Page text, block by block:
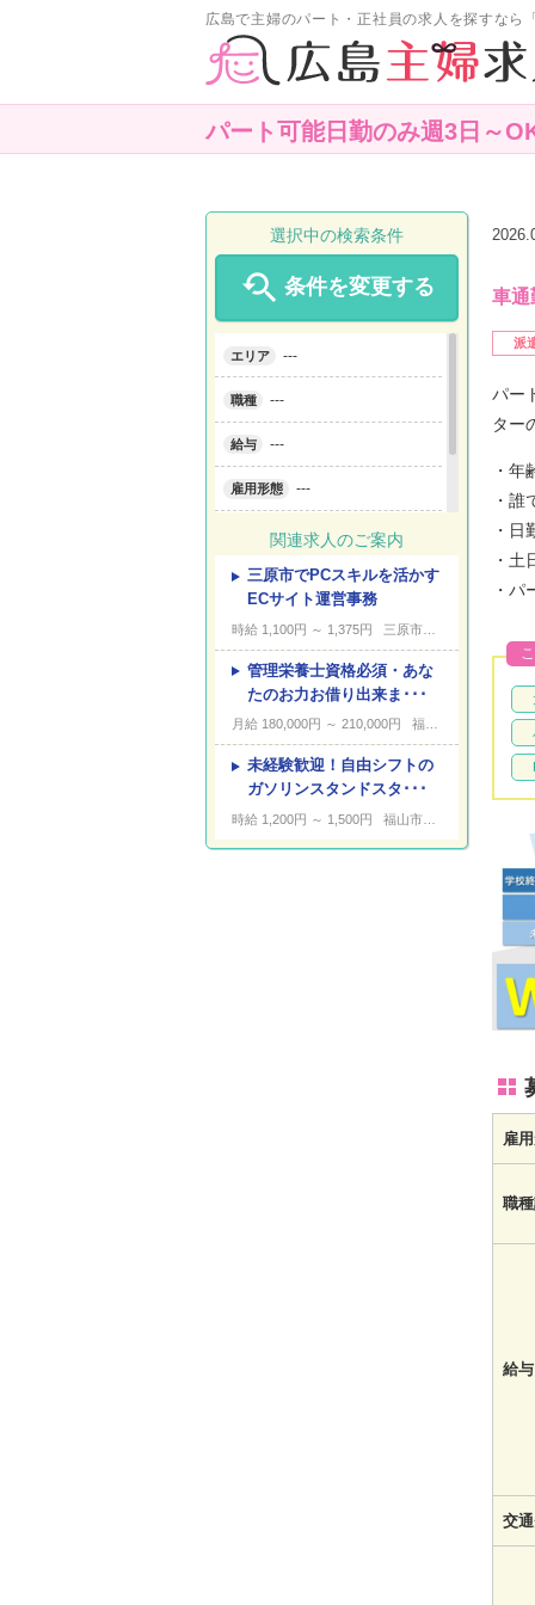
広島で主婦のパート・正社員の求人を探すなら
パート可能日勤のみ週3日～
車通
派
パー
ター
・年
・誰
・
・土
・パ
雇
職
給与
交
選択中の検索条件
 条件を変更する
エリア ---
職種 ---
給与 ---
雇用形態 ---
こだわり条件 ---
キーワード ---
関連求人のご案内
三原市でPCスキルを活かす
ECサイト運営事務
時給 1,100円 ～ 1,375円 三原市宮浦
管理栄養士資格必須・あな
たのお力お借り出来ま･･･
月給 180,000円 ～ 210,000円 福山市西町
未経験歓迎！自由シフトの
ガソリンスタンドスタ･･･
時給 1,200円 ～ 1,500円 福山市南蔵王町